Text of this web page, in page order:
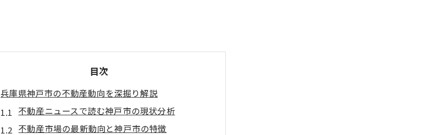
目次
兵庫県神戸市の不動産動向を深掘り解説
不動産ニュースで読む神戸市の現状分析
不動産市場の最新動向と神戸市の特徴